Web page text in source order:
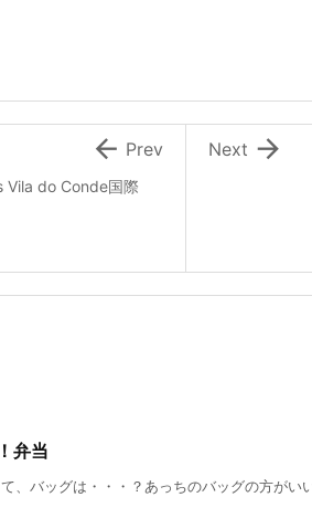

Next
Vila do Conde国際
 Prev
弁当
、バッグは・・・？あっちのバッグの方がい